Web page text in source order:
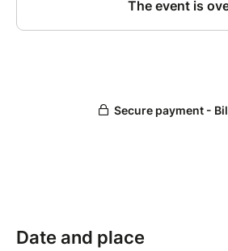
Date and place